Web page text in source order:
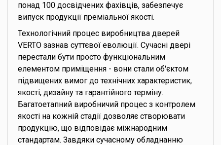
понад 100 досвідчених фахівців, забезпечує
випуск продукції преміальної якості.
Технологічний процес виробництва дверей
VERTO зазнав суттєвої еволюції. Сучасні двері
перестали бути просто функціональним
елементом приміщення - вони стали об'єктом
підвищених вимог до технічних характеристик,
якості, дизайну та гарантійного терміну.
Багатоетапний виробничий процес з контролем
якості на кожній стадії дозволяє створювати
продукцію, що відповідає міжнародним
стандартам. Завдяки сучасному обладнанню